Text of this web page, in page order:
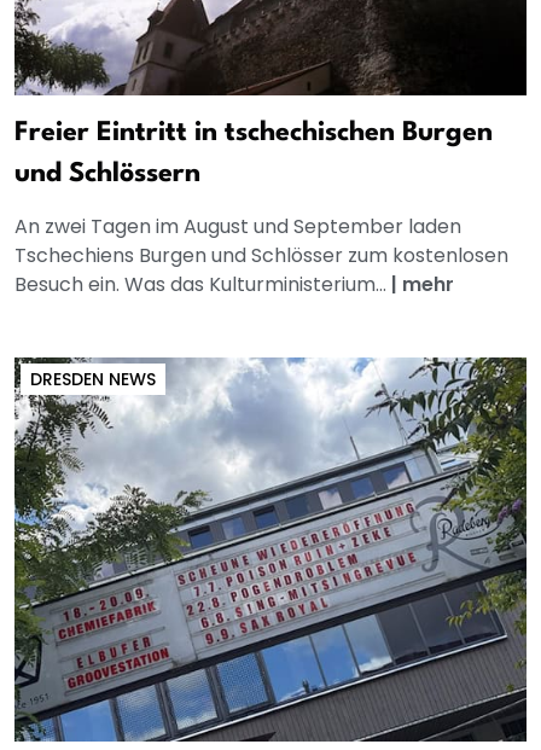
Freier Eintritt in tschechischen Burgen
und Schlössern
An zwei Tagen im August und September laden
Tschechiens Burgen und Schlösser zum kostenlosen
Besuch ein. Was das Kulturministerium... | mehr
DRESDEN NEWS